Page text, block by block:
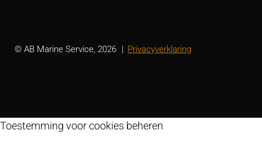
© AB Marine Service, 2026 Privacyverklaring
Toestemming voor cookies beheren